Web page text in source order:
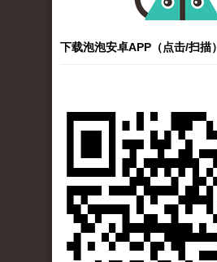
下载泡泡安卓APP（点击/扫描）